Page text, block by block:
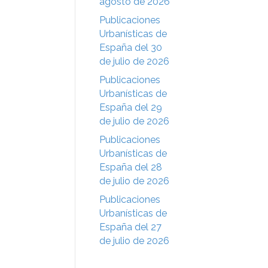
Publicaciones
Urbanísticas de
España del 30
de julio de 2026
Publicaciones
Urbanísticas de
España del 29
de julio de 2026
Publicaciones
Urbanísticas de
España del 28
de julio de 2026
Publicaciones
Urbanísticas de
España del 27
de julio de 2026